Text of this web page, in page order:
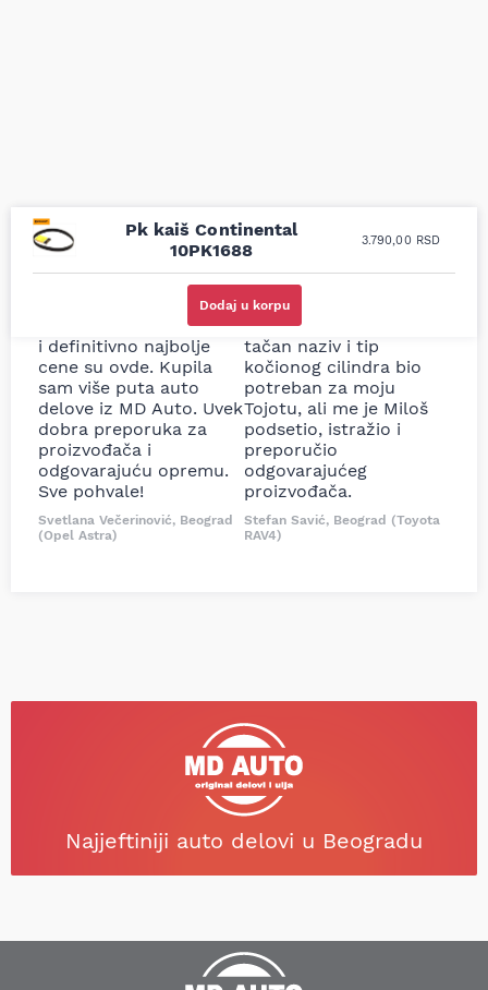
Pk kaiš Continental
10PK1688
3.790,00 RSD
Dodaj u korpu
Uporedila sam sve
prodavnice auto delova
i definitivno najbolje
cene su ovde. Kupila
sam više puta auto
delove iz MD Auto. Uvek
dobra preporuka za
proizvođača i
odgovarajuću opremu.
Sve pohvale!
Svetlana Večerinović, Beograd
(Opel Astra)
Odlična usluga i
ljubazni prodavci.
Nisam bio siguran koji je
tačan naziv i tip
kočionog cilindra bio
potreban za moju
Tojotu, ali me je Miloš
podsetio, istražio i
preporučio
odgovarajućeg
proizvođača.
Stefan Savić, Beograd (Toyota
RAV4)
Najjeftiniji auto delovi u Beogradu